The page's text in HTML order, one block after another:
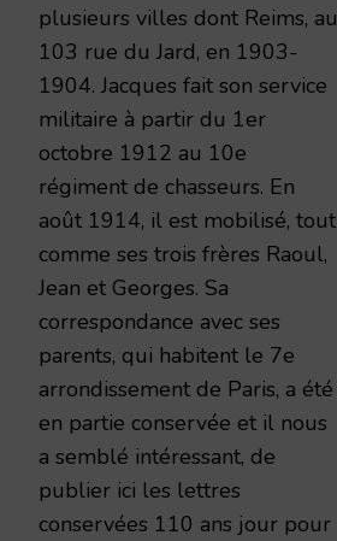
plusieurs villes dont Reims, au
103 rue du Jard, en 1903-
1904. Jacques fait son service
militaire à partir du 1er
octobre 1912 au 10e
régiment de chasseurs. En
août 1914, il est mobilisé, tout
comme ses trois frères Raoul,
Jean et Georges. Sa
correspondance avec ses
parents, qui habitent le 7e
arrondissement de Paris, a été
en partie conservée et il nous
a semblé intéressant, de
publier ici les lettres
conservées 110 ans jour pour